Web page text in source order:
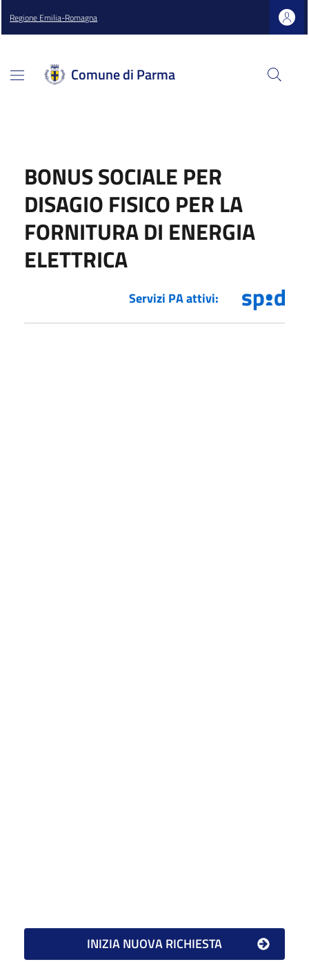
Regione Emilia-Romagna
Comune di Parma
BONUS SOCIALE PER
DISAGIO FISICO PER LA
FORNITURA DI ENERGIA
ELETTRICA
Servizi PA attivi: